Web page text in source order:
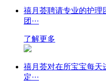
禧月荟聘请专业的护理
团···
了解更多
禧月荟对在所宝宝每天
定···